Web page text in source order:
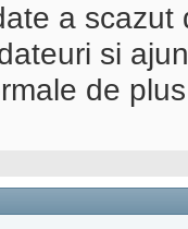
a scazut
si
de